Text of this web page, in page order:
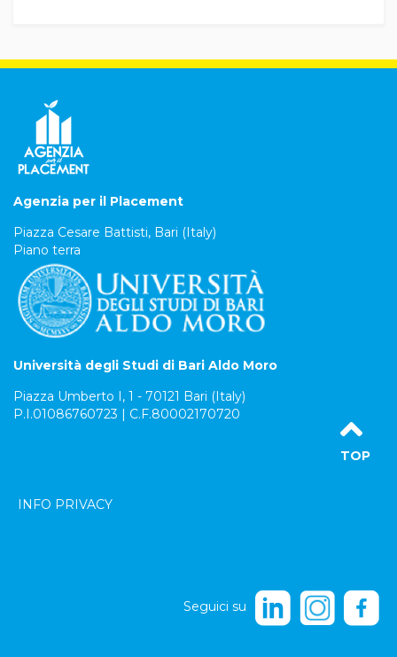
Agenzia per il Placement
Piazza Cesare Battisti, Bari (Italy)
Piano terra
Università degli Studi di Bari Aldo Moro
Piazza Umberto I, 1 - 70121 Bari (Italy)
P.I.01086760723 | C.F.80002170720
TOP
INFO PRIVACY
Seguici su